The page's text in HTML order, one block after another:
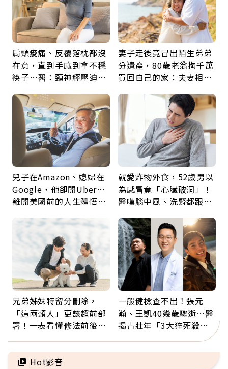
肩頸痠痛、反覆落枕都沒
在意，直到手麻到拿不穩
筷子…醫：頸神經壓迫上
鍵
妻子走後竟冒出陌生弟弟
分遺產，80歲老翁掏千萬
買回自己的家：夫妻相守
兒子在Amazon、媳婦在
Google，他卻開Uber…
離開美國前的人生體悟：
就愛炸物外食，52歲男以
為感冒竟「心臟破洞」！
醫嘆腦中風、洗腎都跟它
救
兄弟姊妹特留分刪除，
「這兩類人」更該超前部
署！一表看懂修法前後差
更多
一般健檢查不出！張元
瀚、王凱40幾歲驟逝…醫
揭青壯年「3大猝死殺
手」：靠2檢查揪出9成地
雷
Hot影音